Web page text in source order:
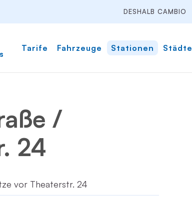
DESHALB CAMBIO
Tarife Fahrzeuge Stationen Städte
/
24
vor Theaterstr. 24